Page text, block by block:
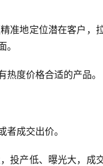
准地定位潜在客户，
度价格合适的产品。
成交出价。
投产低、曝光大，成